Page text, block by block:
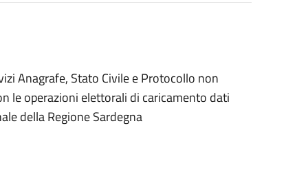
Anagrafe, Stato Civile e Protocollo non
le operazioni elettorali di caricamento dati
della Regione Sardegna